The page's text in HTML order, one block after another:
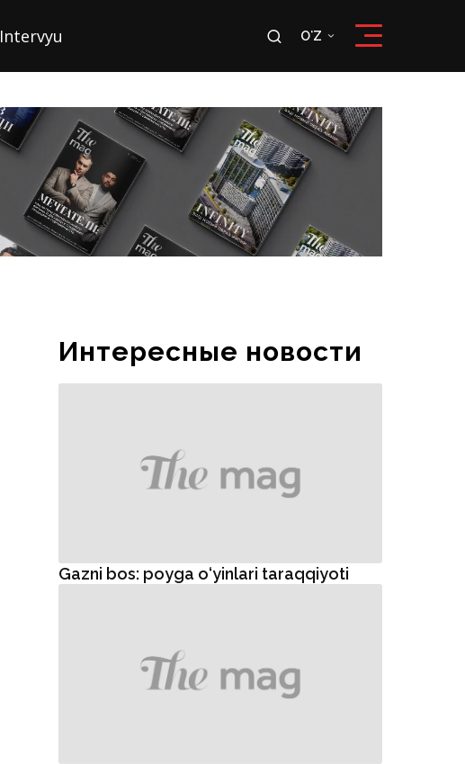
Intervyu OʻZ
Интересные новости
Gazni bos: poyga o‘yinlari taraqqiyoti